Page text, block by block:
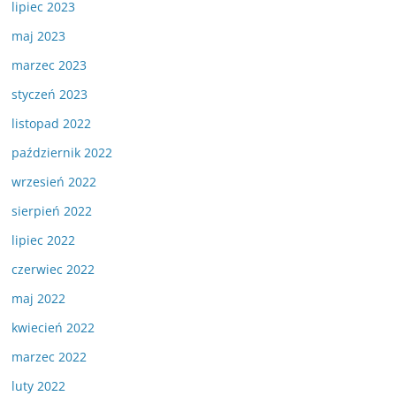
lipiec 2023
maj 2023
marzec 2023
styczeń 2023
listopad 2022
październik 2022
wrzesień 2022
sierpień 2022
lipiec 2022
czerwiec 2022
maj 2022
kwiecień 2022
marzec 2022
luty 2022